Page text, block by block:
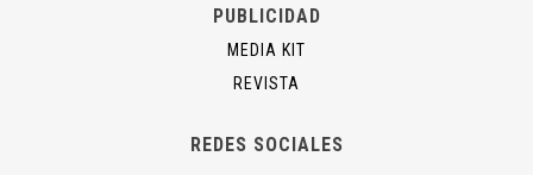
PUBLICIDAD
MEDIA KIT
REVISTA
REDES SOCIALES